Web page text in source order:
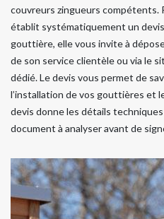
couvreurs zingueurs compétents.
établit systématiquement un
gouttière, elle vous invite à
de son service clientèle ou via le
dédié. Le devis vous permet de
l’installation de vos gouttières et
devis donne les détails
document à analyser avant de